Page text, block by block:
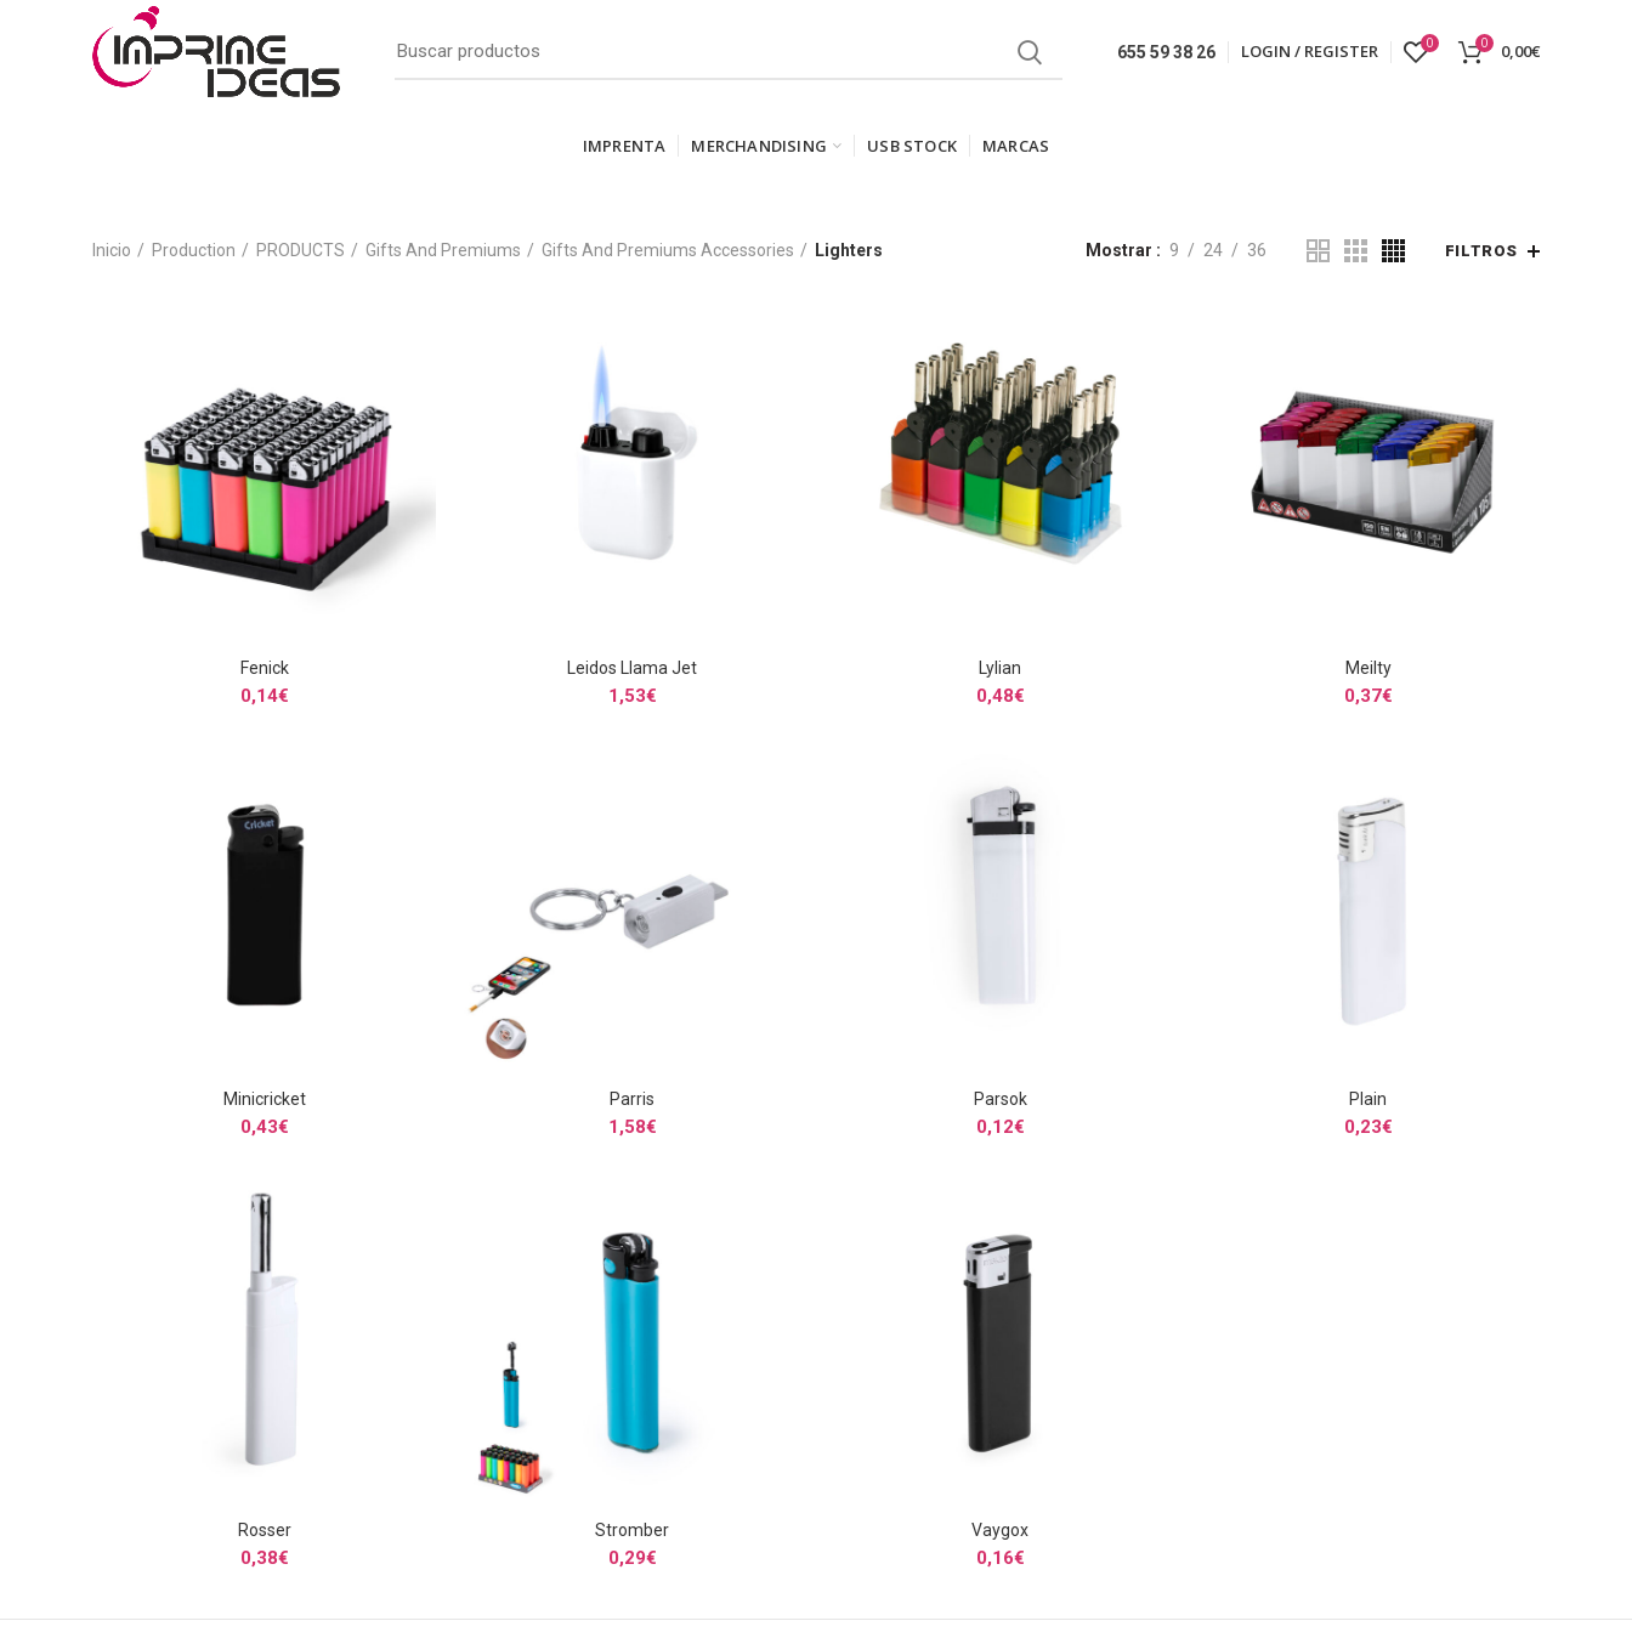
655 59 38 26 LOGIN / REGISTER 0 0 0,00€
IMPRENTA MERCHANDISING USB STOCK MARCAS
Inicio Production PRODUCTS Gifts And Premiums Gifts And Premiums Accessories Lighters Mostrar 9 24 36 FILTROS
SELECCIONAR OPCIONES
Fenick
0,14€
SELECCIONAR OPCIONES
Leidos Llama Jet
1,53€
SELECCIONAR OPCIONES
Lylian
0,48€
SELECCIONAR OPCIONES
Meilty
0,37€
SELECCIONAR OPCIONES
Minicricket
0,43€
SELECCIONAR OPCIONES
Parris
1,58€
SELECCIONAR OPCIONES
Parsok
0,12€
SELECCIONAR OPCIONES
Plain
0,23€
SELECCIONAR OPCIONES
Rosser
0,38€
SELECCIONAR OPCIONES
Stromber
0,29€
SELECCIONAR OPCIONES
Vaygox
0,16€